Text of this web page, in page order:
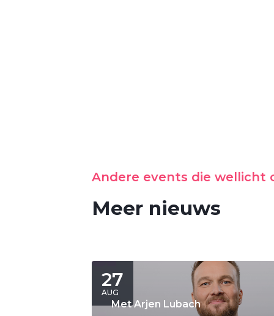
Andere events die wellicht
Meer nieuws
27
AUG
Met Arjen Lubach